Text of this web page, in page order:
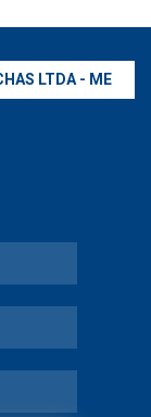
LTDA - ME